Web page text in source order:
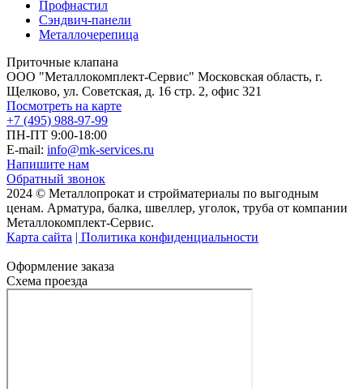
Профнастил
Сэндвич-панели
Металлочерепица
Приточные клапана
ООО "Металлокомплект-Сервис" Московская область, г.
Щелково, ул. Советская, д. 16 стр. 2, офис 321
Посмотреть на карте
+7 (495) 988-97-99
ПН-ПТ 9:00-18:00
E-mail: info@mk-services.ru
Напишите нам
Обратный звонок
2024 © Металлопрокат и стройматериалы по выгодным
ценам. Арматура, балка, швеллер, уголок, труба от компании
Металлокомплект-Сервис.
Карта сайта | Политика конфиденциальности
Оформление заказа
Схема проезда